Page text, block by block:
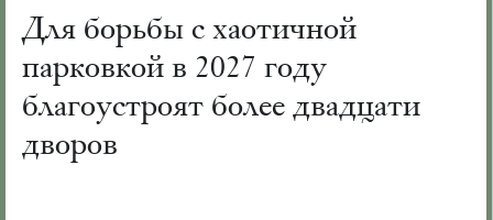
Для борьбы с хаотичной
парковкой в 2027 году
благоустроят более двадцати
дворов